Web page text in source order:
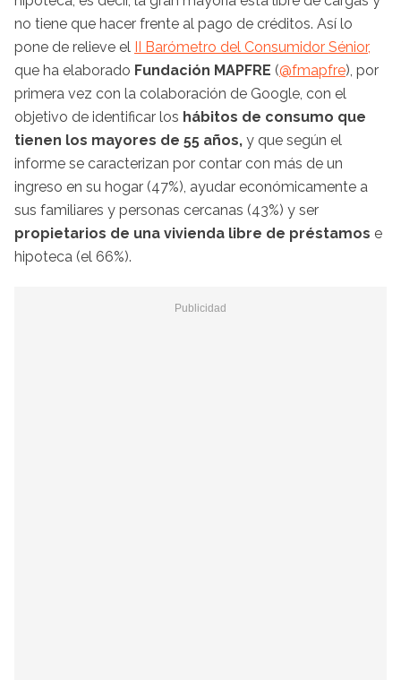
no tiene que hacer frente al pago de créditos. Así lo
pone de relieve el II Barómetro del Consumidor Sénior,
que ha elaborado Fundación MAPFRE (@fmapfre), por
primera vez con la colaboración de Google, con el
objetivo de identificar los hábitos de consumo que
tienen los mayores de 55 años, y que según el
informe se caracterizan por contar con más de un
ingreso en su hogar (47%), ayudar económicamente a
sus familiares y personas cercanas (43%) y ser
propietarios de una vivienda libre de préstamos e
hipoteca (el 66%).